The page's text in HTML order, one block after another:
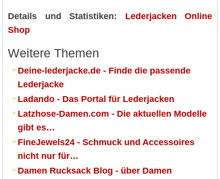
Details und Statistiken:
Lederjacken Online
Shop
Weitere Themen
Deine-lederjacke.de - Finde die passende
Lederjacke
Ladando - Das Portal für Lederjacken
Latzhose-Damen.com - Die aktuellen Modelle
gibt es…
FineJewels24 - Schmuck und Accessoires
nicht nur für…
Damen Rucksack Blog - über Damen